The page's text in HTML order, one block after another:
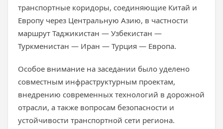
транспортные коридоры, соединяющие Китай и
Европу через Центральную Азию, в частности
маршрут Таджикистан — Узбекистан —
Туркменистан — Иран — Турция — Европа.
Особое внимание на заседании было уделено
совместным инфраструктурным проектам,
внедрению современных технологий в дорожной
отрасли, а также вопросам безопасности и
устойчивости транспортной сети региона.